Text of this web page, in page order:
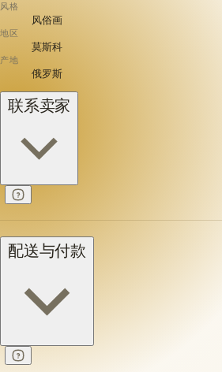
风格
风俗画
地区
莫斯科
产地
俄罗斯
联系卖家
配送与付款